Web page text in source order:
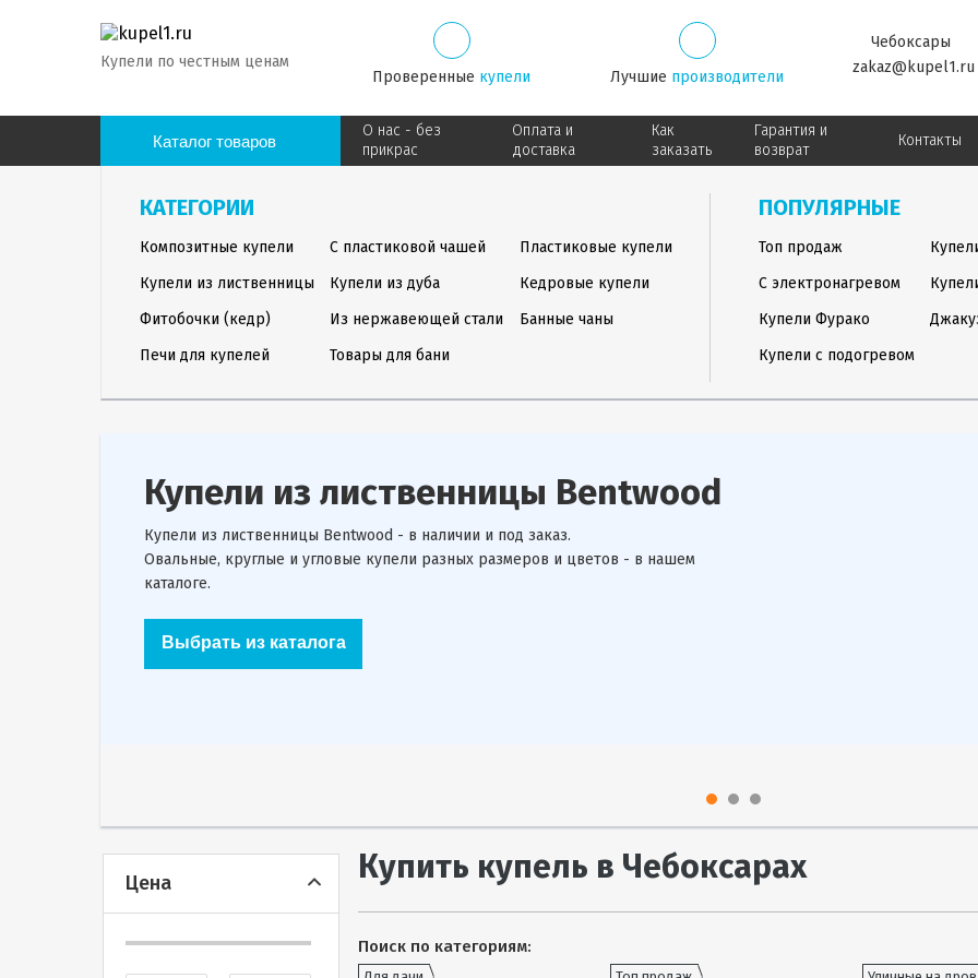
Купели по честным ценам
Проверенные купели Лучшие производители
Чебоксары
zakaz@kupel1.ru
Каталог товаров
О нас - без
прикрас
Оплата и
доставка
Как
заказать
Гарантия и
возврат
Контакты
КАТЕГОРИИ
Композитные купели С пластиковой чашей
Пластиковые купели
Купели из лиственницы
Купели из дуба
Кедровые купели
Фитобочки (кедр)
Из нержавеющей стали
Банные чаны
Печи для купелей
Товары для бани
ПОПУЛЯРНЫЕ
Топ продаж
С электронагревом
Купели Фурако
Купели с подогревом
Композитные купели Polar SPA
Купели Polar SPA - это композитные купели премиум-класса и высочайшего
качества.
Холодные и с подогревом, овальные, круглые и квадратные, от 1 до 8 мест, с
ценителей спокойного отдыха и релакса.
Купить купель в Чебоксарах
Цена
Поиск по категориям: